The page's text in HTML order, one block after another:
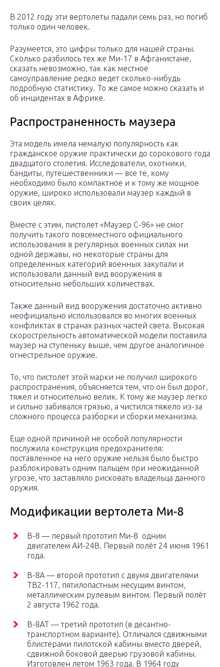
В 2012 году эти вертолеты падали семь раз, но погиб
только один человек.
Разумеется, это цифры только для нашей страны.
Сколько разбилось тех же Ми-17 в Афганистане,
сказать невозможно, так как местное
самоуправление редко ведет сколько-нибудь
подробную статистику. То же самое можно сказать и
об инцидентах в Африке.
Распространенность маузера
Эта модель имела немалую популярность как
гражданское оружие практически до сорокового года
двадцатого столетия. Исследователи, охотники,
бандиты, путешественники — все те, кому
необходимо было компактное и к тому же мощное
оружие, широко использовали маузер каждый в
своих целях.
Вместе с этим, пистолет «Маузер С-96» не смог
получить такого повсеместного официального
использования в регулярных военных силах ни
одной державы, но некоторые страны для
определенных категорий военных закупали и
использовали данный вид вооружения в
относительно небольших количествах.
Также данный вид вооружения достаточно активно
неофициально использовался во многих военных
конфликтах в странах разных частей света. Высокая
скорострельность автоматической модели поставила
маузер на ступеньку выше, чем другое аналогичное
огнестрельное оружие.
То, что пистолет этой марки не получил широкого
распространения, объясняется тем, что он был дорог,
тяжел и относительно велик. К тому же маузер легко
и сильно забивался грязью, а чистился тяжело из-за
сложного процесса разборки и сборки механизма.
Еще одной причиной не особой популярности
послужила конструкция предохранителя:
поставленное на него оружие нельзя было быстро
разблокировать одним пальцем при неожиданной
угрозе, что заставляло рисковать владельца данного
оружия.
Модификации вертолета Ми-8
В-8 — первый прототип Ми-8 одним
двигателем АИ-24В. Первый полёт 24 июня 1961
года.
В-8А — второй прототип с двумя двигателями
ТВ2-117, пятилопастным несущим винтом,
металлическим рулевым винтом. Первый полёт
2 августа 1962 года.
В-8АТ — третий прототип (в десантно-
транспортном варианте). Отличался сдвижными
блистерами пилотской кабины вместо дверей,
сдвижной боковой дверью грузовой кабины.
Изготовлен летом 1963 года. В 1964 году